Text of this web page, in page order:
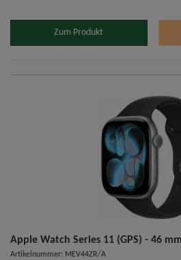
Zum Produkt
Apple Watch Series 11 (GPS) - 46
Artikelnummer: MEV44ZR/A